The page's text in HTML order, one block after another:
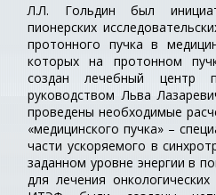
Л.Л. Гольдин был
пионерских
протонного пучка в
которых на протонном
создан лечебный центр
руководством Льва
проведены необходимые
«медицинского пучка» –
части ускоряемого в
заданном уровне энергии в
для лечения